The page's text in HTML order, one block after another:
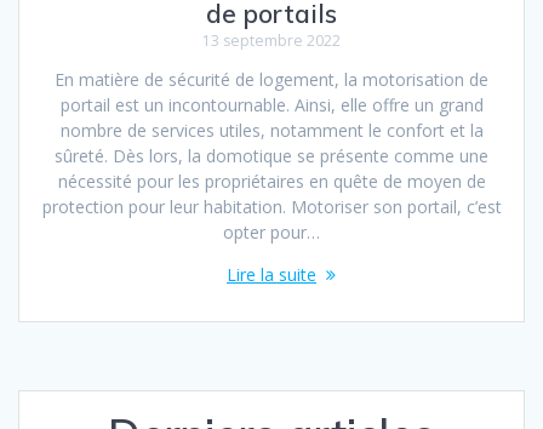
de portails
13 septembre 2022
En matière de sécurité de logement, la motorisation de
portail est un incontournable. Ainsi, elle offre un grand
nombre de services utiles, notamment le confort et la
sûreté. Dès lors, la domotique se présente comme une
nécessité pour les propriétaires en quête de moyen de
protection pour leur habitation. Motoriser son portail, c’est
opter pour…
Lire la suite